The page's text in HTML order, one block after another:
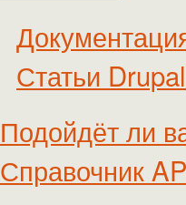
Статьи Drupal
Подойдёт ли
Справочник